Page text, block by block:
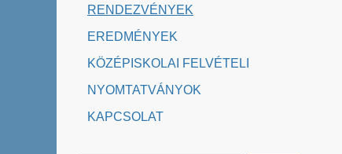
RENDEZVÉNYEK
EREDMÉNYEK
KÖZÉPISKOLAI FELVÉTELI
NYOMTATVÁNYOK
KAPCSOLAT